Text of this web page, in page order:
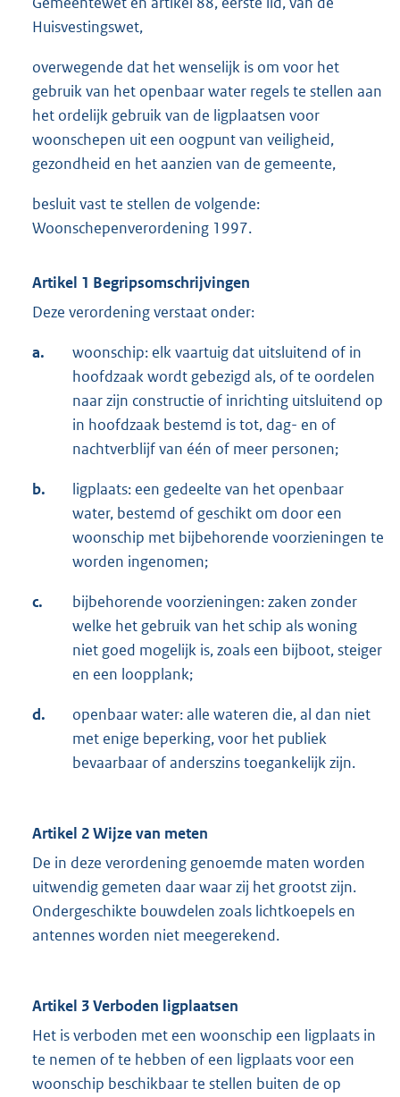
Huisvestingswet,
overwegende dat het wenselijk is om voor het
gebruik van het openbaar water regels te stellen aan
het ordelijk gebruik van de ligplaatsen voor
woonschepen uit een oogpunt van veiligheid,
gezondheid en het aanzien van de gemeente,
besluit vast te stellen de volgende:
Woonschepenverordening 1997.
Artikel 1 Begripsomschrijvingen
Deze verordening verstaat onder:
a.
woonschip: elk vaartuig dat uitsluitend of in
hoofdzaak wordt gebezigd als, of te oordelen
naar zijn constructie of inrichting uitsluitend op
in hoofdzaak bestemd is tot, dag- en of
nachtverblijf van één of meer personen;
b.
ligplaats: een gedeelte van het openbaar
water, bestemd of geschikt om door een
woonschip met bijbehorende voorzieningen te
worden ingenomen;
c.
bijbehorende voorzieningen: zaken zonder
welke het gebruik van het schip als woning
niet goed mogelijk is, zoals een bijboot, steiger
en een loopplank;
d.
openbaar water: alle wateren die, al dan niet
met enige beperking, voor het publiek
bevaarbaar of anderszins toegankelijk zijn.
Artikel 2 Wijze van meten
De in deze verordening genoemde maten worden
uitwendig gemeten daar waar zij het grootst zijn.
Ondergeschikte bouwdelen zoals lichtkoepels en
antennes worden niet meegerekend.
Artikel 3 Verboden ligplaatsen
Het is verboden met een woonschip een ligplaats in
te nemen of te hebben of een ligplaats voor een
woonschip beschikbaar te stellen buiten de op